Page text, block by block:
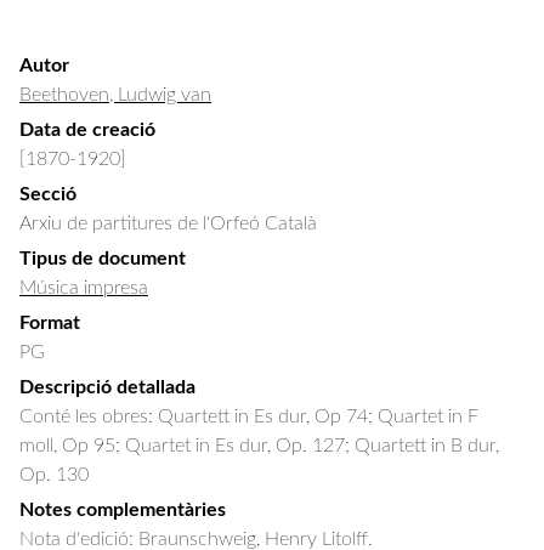
Autor
Beethoven, Ludwig van
Data de creació
[1870-1920]
Secció
Arxiu de partitures de l'Orfeó Català
Tipus de document
Música impresa
Format
PG
Descripció detallada
Conté les obres: Quartett in Es dur, Op 74; Quartet in F
moll, Op 95; Quartet in Es dur, Op. 127; Quartett in B dur,
Op. 130
Notes complementàries
Nota d'edició: Braunschweig, Henry Litolff.